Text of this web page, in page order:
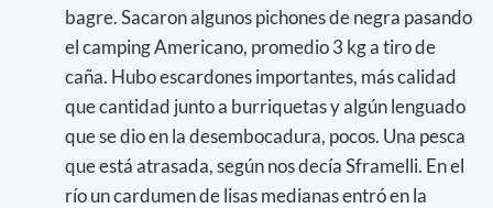
bagre. Sacaron algunos pichones de negra pasando
el camping Americano, promedio 3 kg a tiro de
caña. Hubo escardones importantes, más calidad
que cantidad junto a burriquetas y algún lenguado
que se dio en la desembocadura, pocos. Una pesca
que está atrasada, según nos decía Sframelli. En el
río un cardumen de lisas medianas entró en la